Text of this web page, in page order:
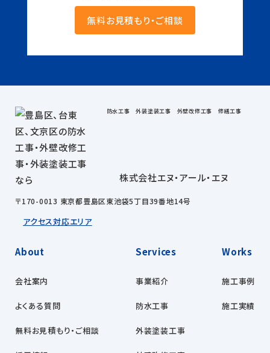
無料お見積もり・ご相談
防水工事 外装塗装工事 外壁改修工事 修繕工事
株式会社エヌ・アール・エヌ
〒170-0013 東京都豊島区東池袋5丁目39番地14号
アクセス対応エリア
About
会社案内
よくある質問
無料お見積もり・ご相談
Services
事業紹介
防水工事
外装塗装工事
Works
施工事例
施工実績